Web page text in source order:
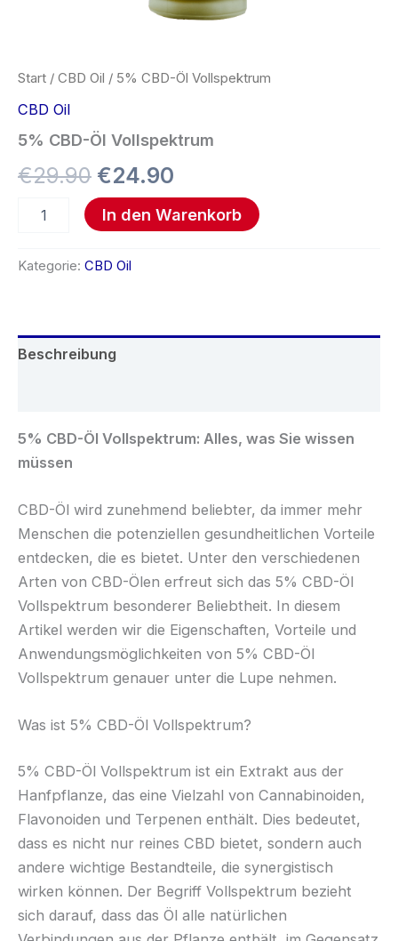
Start / CBD Oil / 5% CBD-Öl Vollspektrum
CBD Oil
5% CBD-Öl Vollspektrum
€29.90 €24.90
In den Warenkorb
Kategorie: CBD Oil
Beschreibung
5% CBD-Öl Vollspektrum: Alles, was Sie wissen
müssen
CBD-Öl wird zunehmend beliebter, da immer mehr
Menschen die potenziellen gesundheitlichen Vorteile
entdecken, die es bietet. Unter den verschiedenen
Arten von CBD-Ölen erfreut sich das 5% CBD-Öl
Vollspektrum besonderer Beliebtheit. In diesem
Artikel werden wir die Eigenschaften, Vorteile und
Anwendungsmöglichkeiten von 5% CBD-Öl
Vollspektrum genauer unter die Lupe nehmen.
Was ist 5% CBD-Öl Vollspektrum?
5% CBD-Öl Vollspektrum ist ein Extrakt aus der
Hanfpflanze, das eine Vielzahl von Cannabinoiden,
Flavonoiden und Terpenen enthält. Dies bedeutet,
dass es nicht nur reines CBD bietet, sondern auch
andere wichtige Bestandteile, die synergistisch
wirken können. Der Begriff Vollspektrum bezieht
sich darauf, dass das Öl alle natürlichen